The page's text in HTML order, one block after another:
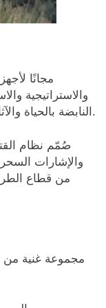
والاستراتيجية
النابضة بالحياة والآثار القديمة. كل موقع مليء بالمهام والتحديات التي تتطلب منك استخدام ذكائك ومهاراتك القتالية.
صُمّم نظام
والإشارات
من قطاع